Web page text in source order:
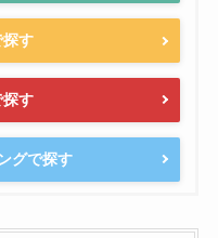
す
探す
グで探す